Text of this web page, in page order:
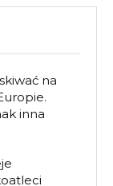
na
inna